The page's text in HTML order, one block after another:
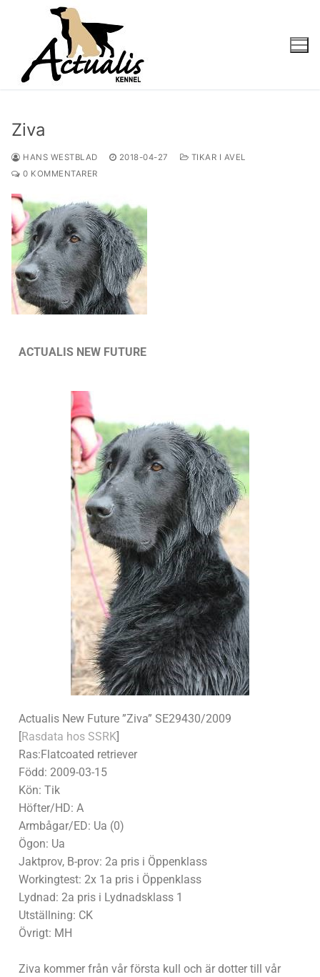
Ziva
HANS WESTBLAD 2018-04-27
TIKAR I AVEL
0 KOMMENTARER
ACTUALIS NEW FUTURE
Actualis New Future ”Ziva” SE29430/2009
[Rasdata hos SSRK
Ras:Flatcoated retriever
Född: 2009-03-15
Kön: Tik
Höfter/HD: A
Armbågar/ED: Ua (0)
Ögon: Ua
Jaktprov, B-prov: 2a pris i Öppenklass
Workingtest: 2x 1a pris i Öppenklass
Lydnad: 2a pris i Lydnadsklass 1
Utställning: CK
Övrigt: MH
Ziva kommer från vår första kull och är dotter till vår